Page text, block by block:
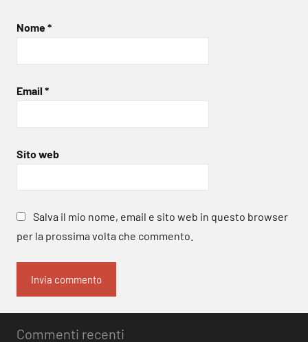
Nome*
Email *
Sito web
Salva il mio nome, email e sito web in questo browser
per la prossima volta che commento.
Commenti recenti